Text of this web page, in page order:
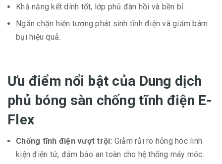
Khả năng kết dính tốt, lớp phủ đàn hồi và bền bỉ.
Ngăn chặn hiện tượng phát sinh tĩnh điện và giảm bám
bụi hiệu quả.
Ưu điểm nổi bật của Dung dịch
phủ bóng sàn chống tĩnh điện E-
Flex
Chống tĩnh điện vượt trội: Giảm rủi ro hỏng hóc linh
kiện điện tử, đảm bảo an toàn cho hệ thống máy móc.